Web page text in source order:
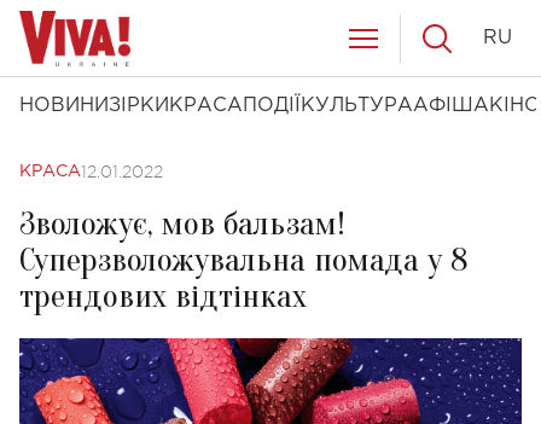
НОВИНИ ЗІРКИ КРАСА ПОДІЇ КУЛЬТУРААФІША КІНО
RU
КРАСА12.01.2022
Зволожує, мов бальзам!
Суперзволожувальна помада у 8
трендових відтінках